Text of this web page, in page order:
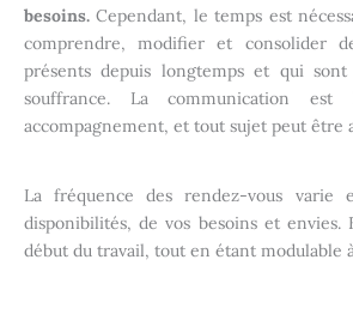
besoins. Cependant, le temps est
comprendre, modifier et consolider
présents depuis longtemps et qui sont
souffrance. La communication est
accompagnement, et tout sujet peut être
La fréquence des rendez-vous varie
disponibilités, de vos besoins et envies.
début du travail, tout en étant modulable